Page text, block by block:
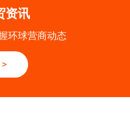
资讯
环球营商动态
>